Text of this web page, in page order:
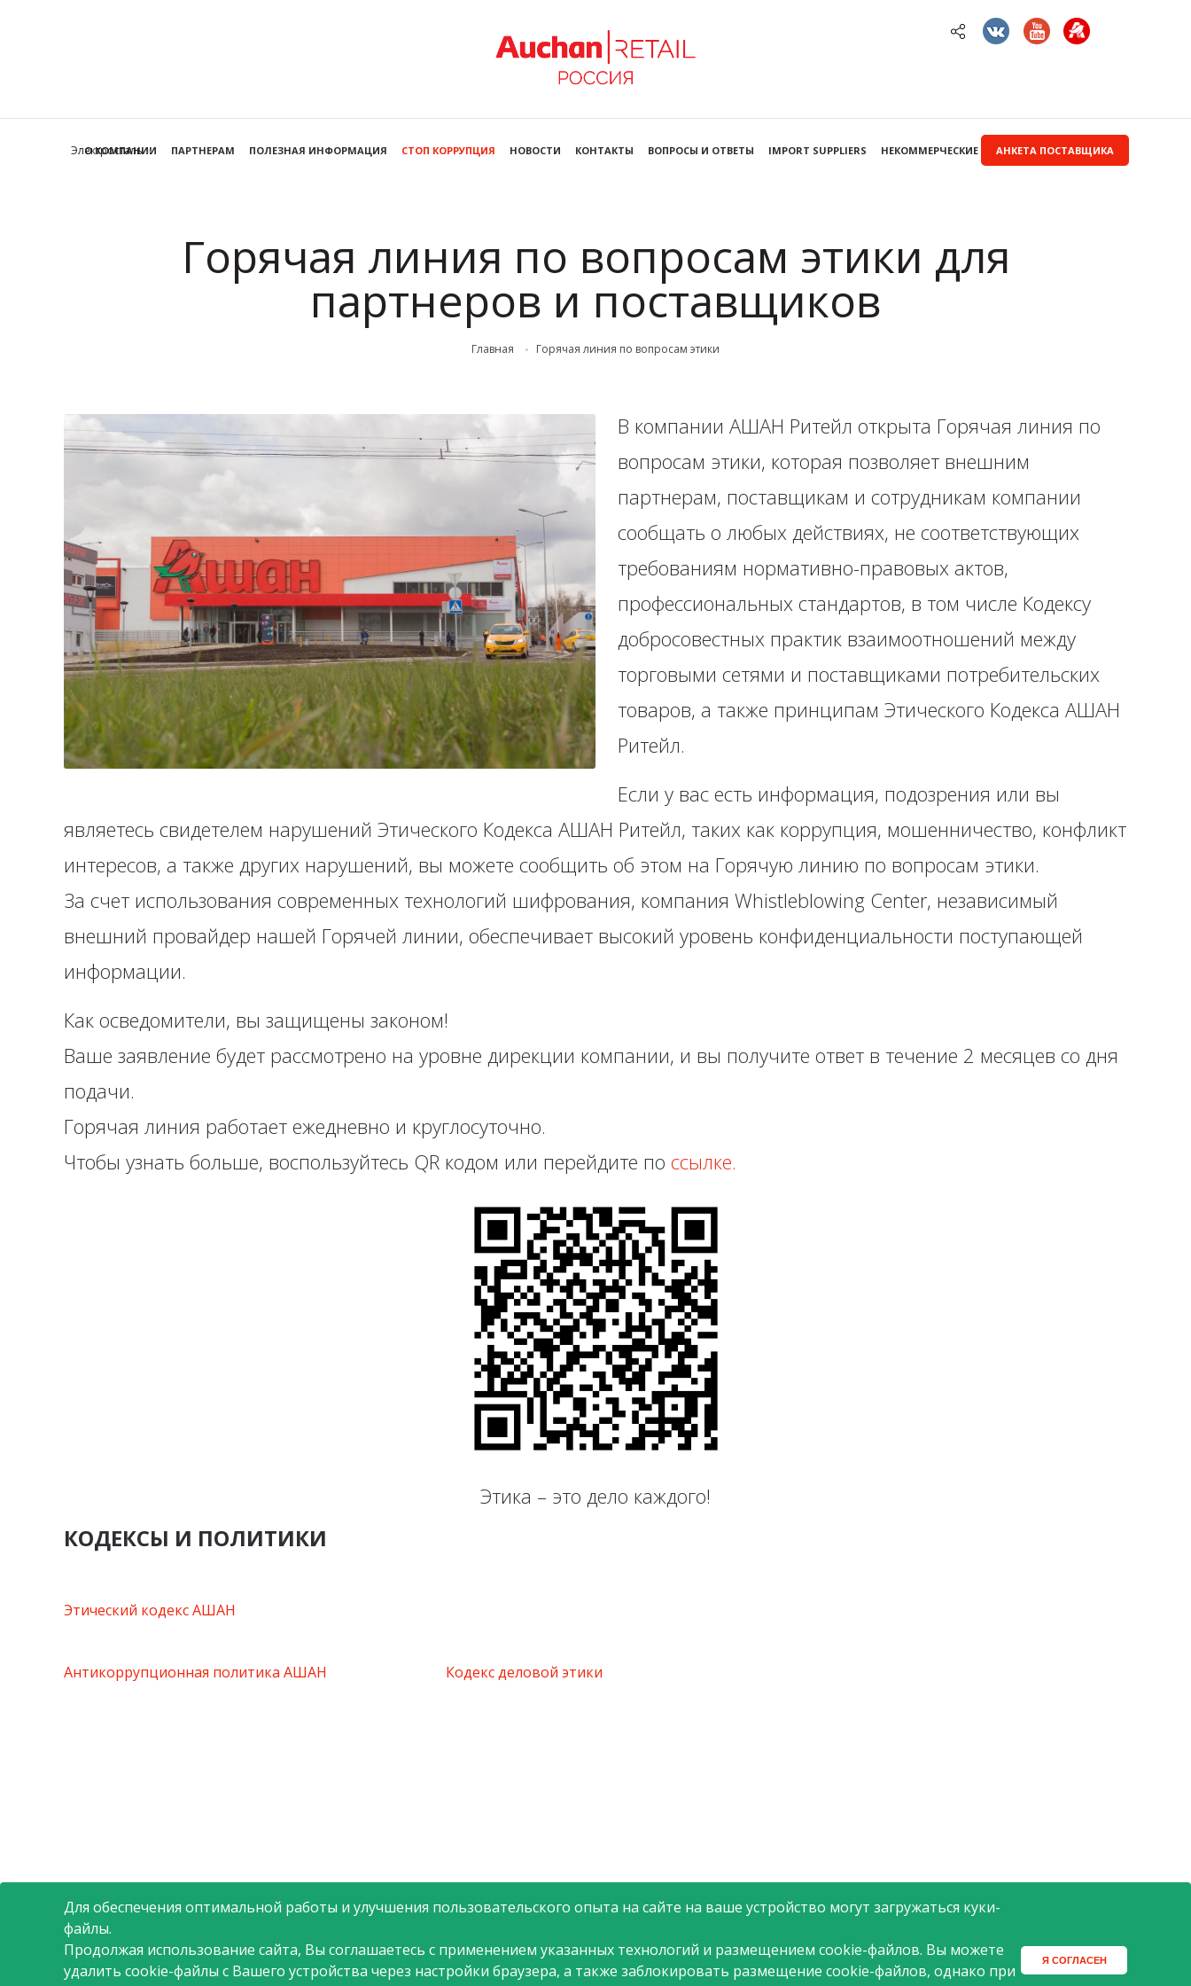
Для обеспечения оптимальной работы и улучшения пользовательского опыта на сайте на ваше устройство могут загружаться куки-
файлы.
Продолжая использование сайта, Вы соглашаетесь с применением указанных технологий и размещением cookie-файлов. Вы можете
удалить cookie-файлы с Вашего устройства через настройки браузера, а также заблокировать размещение cookie-файлов, однако при
Я СОГЛАСЕН
Электросталь АНКЕТА ПОСТАВЩИКА
О КОМПАНИИ ПАРТНЕРАМ ПОЛЕЗНАЯ ИНФОРМАЦИЯ СТОП КОРРУПЦИЯ НОВОСТИ КОНТАКТЫ ВОПРОСЫ И ОТВЕТЫ IMPORT SUPPLIERS НЕКОММЕРЧЕСКИЕ ЗАКУПКИ
Горячая линия по вопросам этики для
партнеров и поставщиков
Главная Горячая линия по вопросам этики
В компании АШАН Ритейл открыта Горячая линия по
вопросам этики, которая позволяет внешним
партнерам, поставщикам и сотрудникам компании
сообщать о любых действиях, не соответствующих
требованиям нормативно-правовых актов,
профессиональных стандартов, в том числе Кодексу
добросовестных практик взаимоотношений между
торговыми сетями и поставщиками потребительских
товаров, а также принципам Этического Кодекса АШАН
Ритейл.
Если у вас есть информация, подозрения или вы
являетесь свидетелем нарушений Этического Кодекса АШАН Ритейл, таких как коррупция, мошенничество, конфликт
интересов, а также других нарушений, вы можете сообщить об этом на Горячую линию по вопросам этики.
За счет использования современных технологий шифрования, компания Whistleblowing Center, независимый
внешний провайдер нашей Горячей линии, обеспечивает высокий уровень конфиденциальности поступающей
информации.
Как осведомители, вы защищены законом!
Ваше заявление будет рассмотрено на уровне дирекции компании, и вы получите ответ в течение 2 месяцев со дня
подачи.
Горячая линия работает ежедневно и круглосуточно.
Чтобы узнать больше, воспользуйтесь QR кодом или перейдите по ссылке.
Этика – это дело каждого!
КОДЕКСЫ И ПОЛИТИКИ
Этический кодекс АШАН
Антикоррупционная политика АШАН Кодекс деловой этики